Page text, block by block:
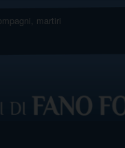
martiri